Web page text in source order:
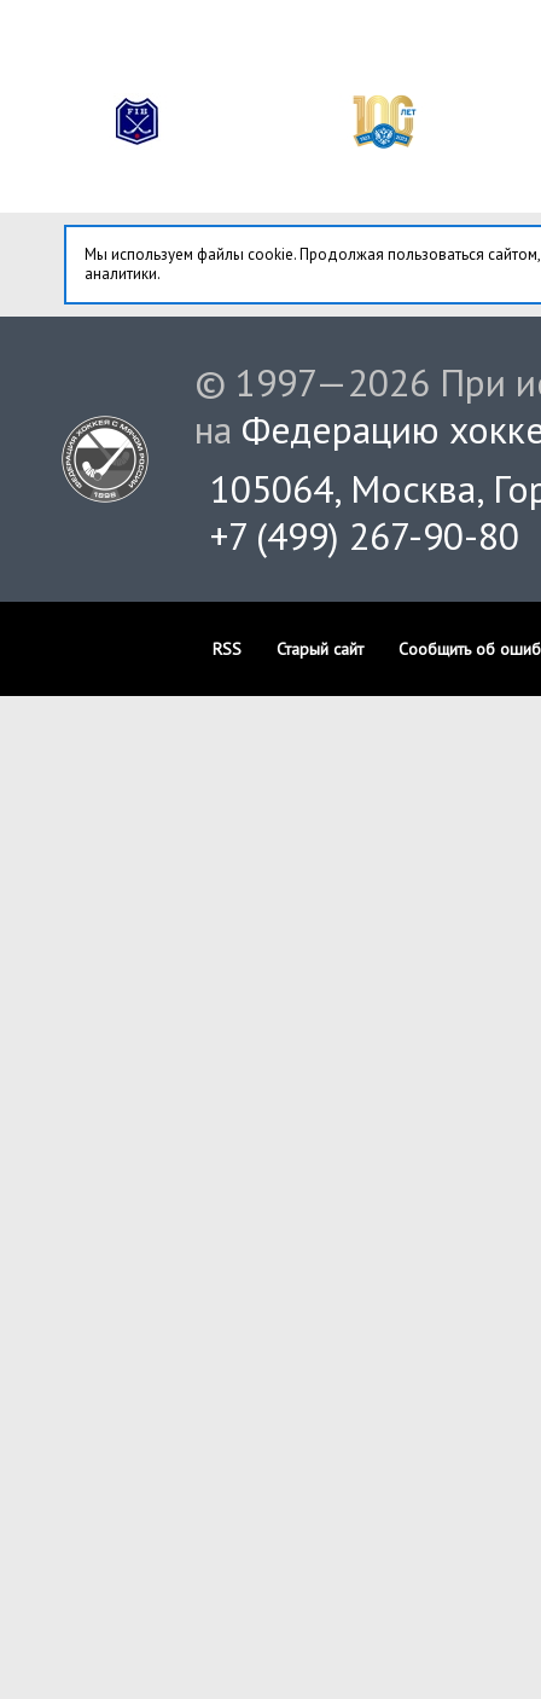
Мы используем файлы cookie. Продолжая пользоваться
аналитики.
© 1997—2026 При
на Федерацию
105064, Москва,
+7 (499) 267-90-80
RSS Старый сайт Сообщить об